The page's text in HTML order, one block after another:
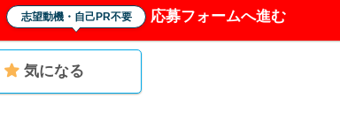
志望動機・自己PR不要 応募フォームへ進む
気になる